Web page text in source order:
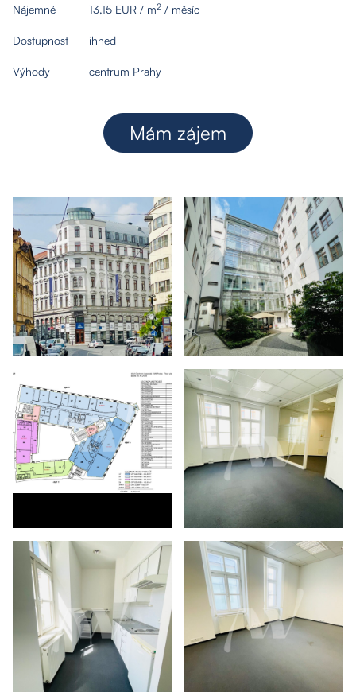
Nájemné 13,15 EUR / m2 / měsíc
Dostupnost ihned
Výhody centrum Prahy
Mám zájem